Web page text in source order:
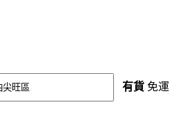
有貨 免運